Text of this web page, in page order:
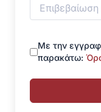
Με την
παρακάτω: